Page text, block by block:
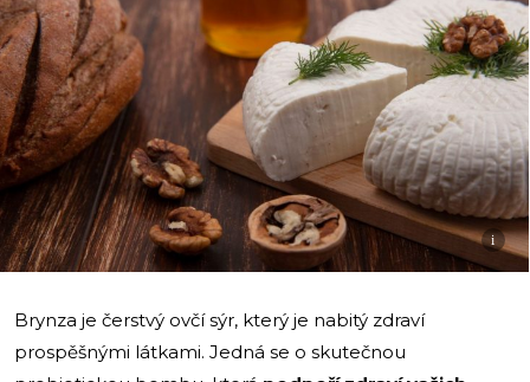
i
Brynza je čerstvý ovčí sýr, který je nabitý zdraví
prospěšnými látkami. Jedná se o skutečnou